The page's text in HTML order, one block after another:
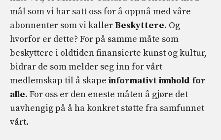
mål som vi har satt oss for å oppnå med våre
abonnenter som vi kallerBeskyttere. Og
hvorfor er dette? For på samme måte som
beskyttere i oldtiden finansierte kunst og kultur,
bidrar de som melder seg inn for vårt
medlemskap til å skape informativt innhold for
alle. For oss er den eneste måten å gjøre det
uavhengig på å ha konkret støtte fra samfunnet
vårt.